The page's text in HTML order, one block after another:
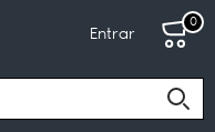
Entrar
0